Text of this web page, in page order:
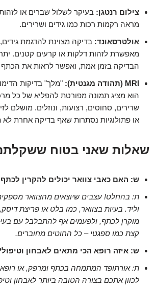
צילום רנטגן: בעיקר לשלול שברים או
מראה רקמות רכות כמו גידים ושרירים.
אולטרסאונד: בדיקה מצוינת להדגמת
מאפשרת לזהות דלקות או קרעים קטנים.
הבדיקה בזמן אמת, ואפשר לראות את הכתף
MRI (תהודה מגנטית):
"מלך" בדיקות
הוא מציג תמונה מפורטת להפליא של כל
שרירים, סחוסים, רצועות, ונוזלים. מושלם
או פתולוגיות נסתרות שאף בדיקה אחרת
שאלות שאני בטוח
ש: האם כאבי צוואר יכולים להקרין
ת: בהחלט! עצבים שיוצאים מהצוואר
וליד. בעיות בצוואר, כמו בלט או פריצת
מוקרן לכתף, ולפעמים אף להתבלבל עם
קצת כמו ספגטי – כל החוטים מחוברים.
ש: איזה רופא הכי מתאים לאבחון
ת: אורתופד המתמחה בכתף ומרפק, או
לכוון אתכם בצורה הטובה ביותר לאבחון